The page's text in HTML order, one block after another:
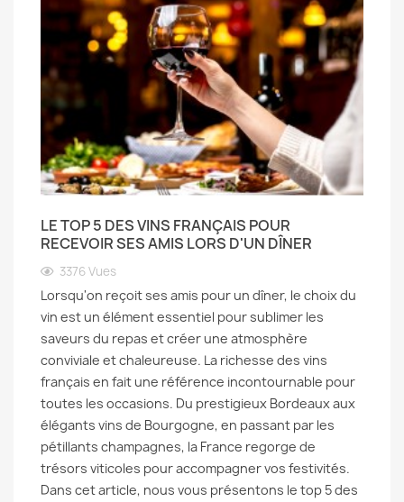
LE TOP 5 DES VINS FRANÇAIS POUR
RECEVOIR SES AMIS LORS D'UN DÎNER
3376Vues
Lorsqu'on reçoit ses amis pour un dîner, le choix du
vin est un élément essentiel pour sublimer les
saveurs du repas et créer une atmosphère
conviviale et chaleureuse. La richesse des vins
français en fait une référence incontournable pour
toutes les occasions. Du prestigieux Bordeaux aux
élégants vins de Bourgogne, en passant par les
pétillants champagnes, la France regorge de
trésors viticoles pour accompagner vos festivités.
Dans cet article, nous vous présentons le top 5 des